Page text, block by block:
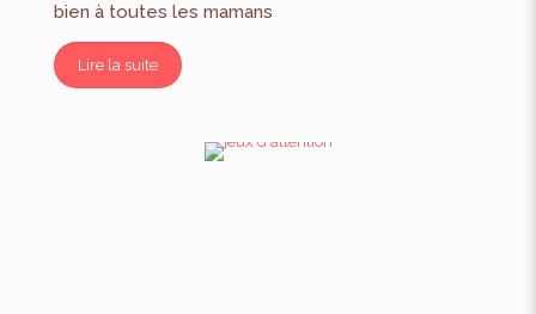
bien à toutes les mamans
Lire la suite